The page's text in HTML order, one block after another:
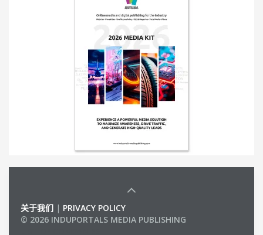
关于我们 | PRIVACY POLICY
© 2026 INDUPORTALS MEDIA PUBLISHING